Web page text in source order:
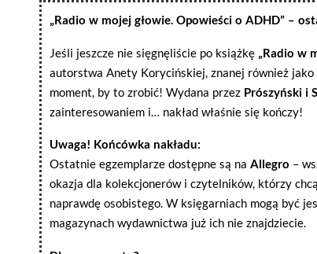
„Radio w mojej głowie. Opowieści o ADHD” –
Jeśli jeszcze nie sięgnęliście po książkę
„Radio w
autorstwa Anety Korycińskiej, znanej również
moment, by to zrobić! Wydana przez Prószyński i
zainteresowaniem i… nakład właśnie się kończy!
Uwaga! Końcówka nakładu:
Ostatnie egzemplarze dostępne są na Allegro –
okazja dla kolekcjonerów i czytelników, którzy
naprawdę osobistego. W księgarniach mogą być
magazynach wydawnictwa już ich nie znajdziecie.